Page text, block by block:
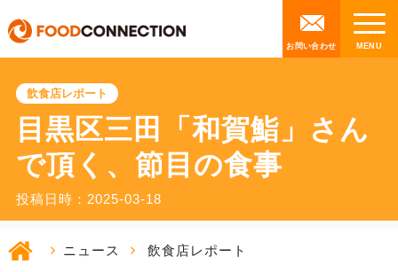
お問い合わせ
飲食店レポート
目黒区三田「和賀鮨」さん
で頂く、節目の食事
投稿日時：2025-03-18
ニュース 飲食店レポート